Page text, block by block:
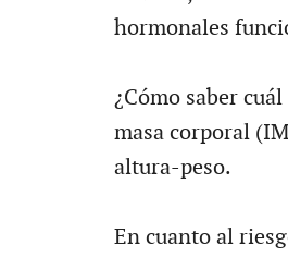
hormonales
¿Cómo saber
masa corporal
altura-peso.
En cuanto al